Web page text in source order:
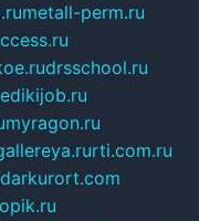
metall-perm.ru
drsschool.ru
myragon.ru
rti.com.ru